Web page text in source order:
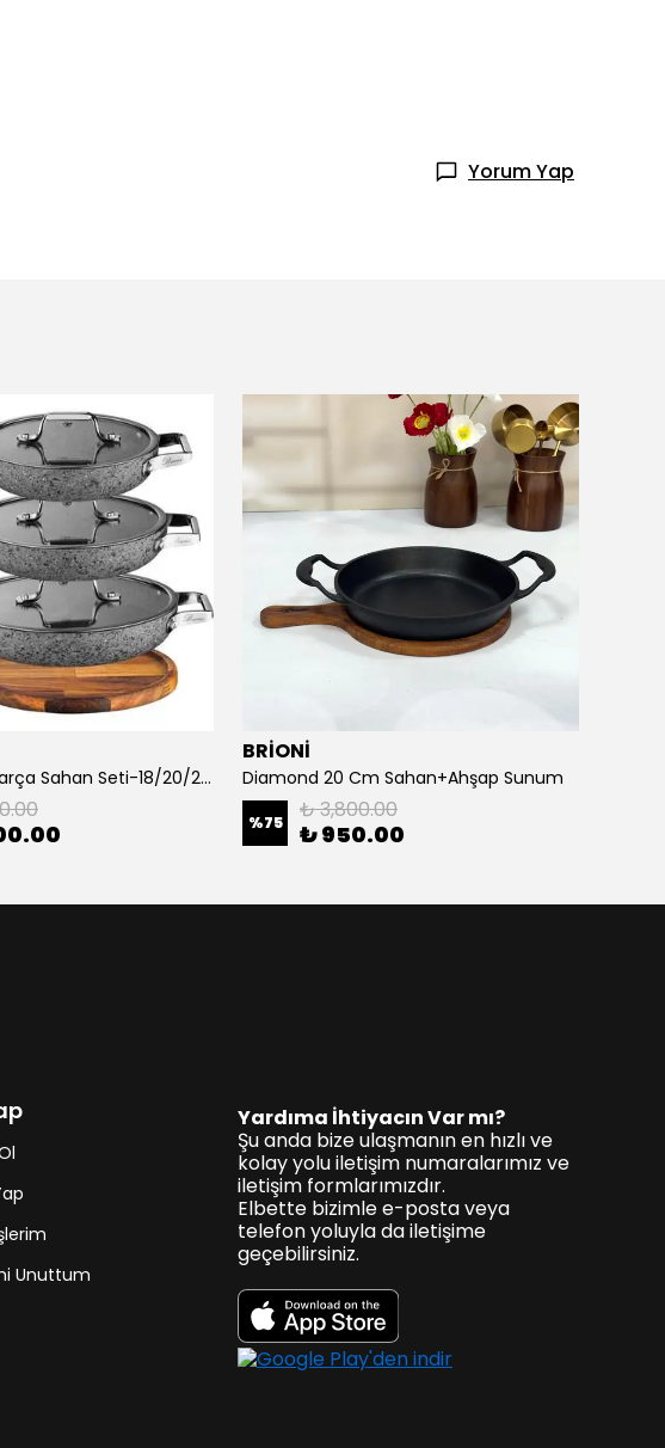
Yorum Yap
Stone-Age 7 Parça Sahan Seti-18/20/22 CM
BRİONİ
Diamond 20 Cm Sahan+Ahşap Sunum
%75 ₺ 3,800.00
₺ 950.00
Unuttum
Yardıma İhtiyacın Var mı?
Şu anda bize ulaşmanın en hızlı ve
kolay yolu iletişim numaralarımız ve
iletişim formlarımızdır.
Elbette bizimle e-posta veya
telefon yoluyla da iletişime
geçebilirsiniz.